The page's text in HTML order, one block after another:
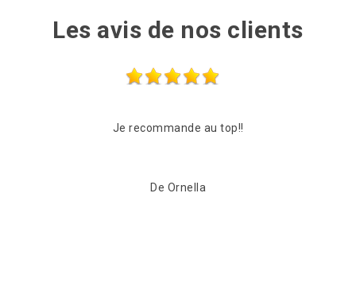
Les avis de nos clients
Entreprise très sérieuse Très rapide et à l’écoute Très